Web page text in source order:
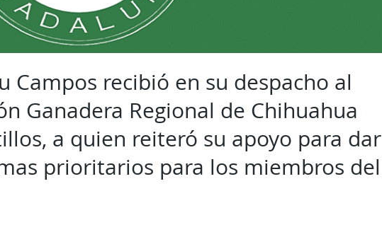
Campos recibió en su despacho al
Ganadera Regional de Chihuahua
a quien reiteró su apoyo para dar
prioritarios para los miembros del